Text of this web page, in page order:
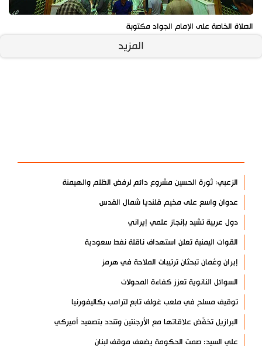
الصلاة الخاصة على الإمام الجواد مكتوبة
المزيد
الزعبي: ثورة الحسين مشروع دائم لرفض الظلم والهيمنة
عدوان واسع على مخيم قلنديا شمال القدس
دول عربية تشيد بإنجاز علمي إيراني
القوات اليمنية تعلن استهداف ناقلة نفط سعودية
إيران وعُمان تبحثان ترتيبات الملاحة في هرمز
السوائل النانوية تعزز كفاءة المحولات
توقيف مسلح في ملعب غولف تابع لترامب بكاليفورنيا
البرازيل تخفّض علاقاتها مع الأرجنتين وتندد بتصعيد أميركي
علي السيد: صمت الحكومة يضعف موقف لبنان